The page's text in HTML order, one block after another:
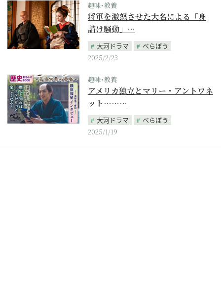
趣味･教養
将軍を激怒させた大名による「身
請け騒動」…
大河ドラマ
べらぼう
2025/2/23
趣味･教養
アメリカ独立とマリー・アントワネ
ット………
大河ドラマ
べらぼう
2025/1/19